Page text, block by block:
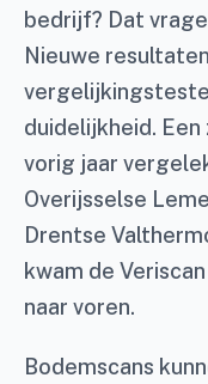
bedrijf? Dat
Nieuwe
duidelijkheid.
vorig jaar
Overijsselse
Drentse
kwam de
naar voren.
Bodemscans